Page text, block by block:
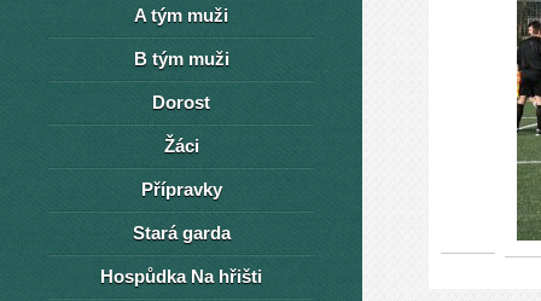
A tým muži
B tým muži
Dorost
Žáci
Přípravky
Stará garda
Hospůdka Na hřišti